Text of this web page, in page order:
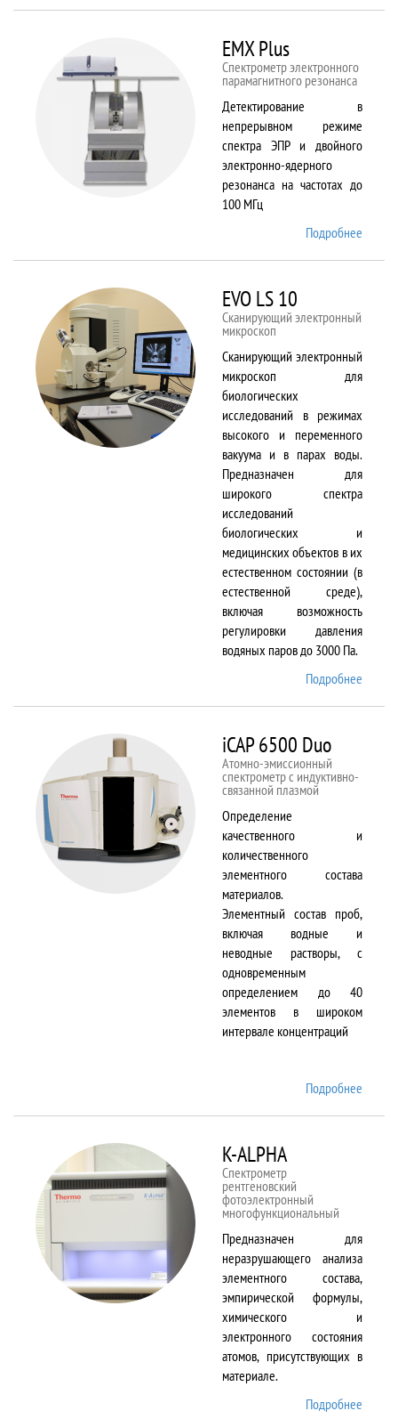
EMX Plus
Спектрометр электронного
парамагнитного резонанса
Детектирование в
непрерывном режиме
спектра ЭПР и двойного
электронно-ядерного
резонанса на частотах до
100 МГц
Подробнее
EVO LS 10
Сканирующий электронный
микроскоп
Сканирующий электронный
микроскоп для
биологических
исследований в режимах
высокого и переменного
вакуума и в парах воды.
Предназначен для
широкого спектра
исследований
биологических и
медицинских объектов в их
естественном состоянии (в
естественной среде),
включая возможность
регулировки давления
водяных паров до 3000 Па.
Подробнее
iCAP 6500 Duo
Атомно-эмиссионный
спектрометр с индуктивно-
связанной плазмой
Определение
качественного и
количественного
элементного состава
материалов.
Элементный состав проб,
включая водные и
неводные растворы, с
одновременным
определением до 40
элементов в широком
интервале концентраций
Подробнее
K-ALPHA
Спектрометр
рентгеновский
фотоэлектронный
многофункциональный
Предназначен для
неразрушающего анализа
элементного состава,
эмпирической формулы,
химического и
электронного состояния
атомов, присутствующих в
материале.
Подробнее